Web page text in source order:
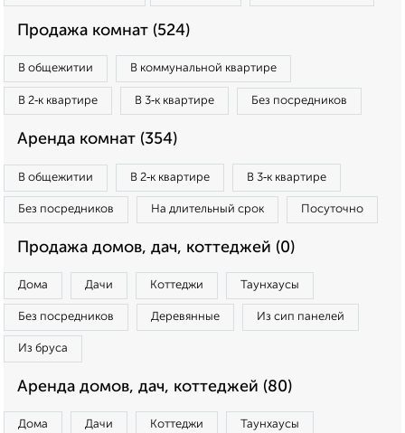
Продажа комнат (524)
В общежитии В коммунальной квартире
В 2‑к квартире В 3‑к квартире Без посредников
Аренда комнат (354)
В общежитии В 2‑к квартире В 3‑к квартире
Без посредников На длительный срок Посуточно
Продажа домов, дач, коттеджей (0)
Дома Дачи Коттеджи Таунхаусы
Без посредников Деревянные Из сип панелей
Из бруса
Аренда домов, дач, коттеджей (80)
Дома Дачи Коттеджи Таунхаусы